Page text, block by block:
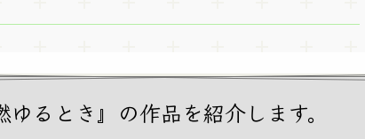
るとき』の作品を紹介します。